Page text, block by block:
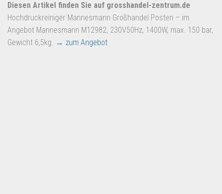
Dropshipping-Produkte
B2B Produkte
Grosshandel
Diesen Artikel finden Sie auf grosshandel-zentrum.de
Hochdruckreiniger Mannesmann Großhandel Posten – im
Angebot Mannesmann M12982, 230V50Hz, 1400W, max. 150 bar,
Gewicht 6,5kg. → zum Angebot